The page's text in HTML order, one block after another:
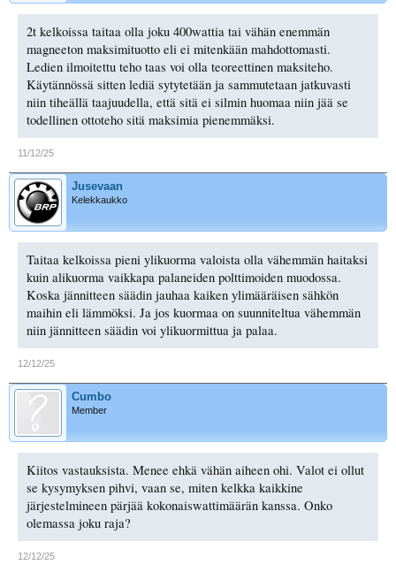
2t kelkoissa taitaa olla joku 400wattia tai vähän enemmän
magneeton maksimituotto eli ei mitenkään mahdottomasti.
Ledien ilmoitettu teho taas voi olla teoreettinen maksiteho.
Käytännössä sitten lediä sytytetään ja sammutetaan jatkuvasti
niin tiheällä taajuudella, että sitä ei silmin huomaa niin jää se
todellinen ottoteho sitä maksimia pienemmäksi.
11/12/25
Jusevaan
Kelekkaukko
Taitaa kelkoissa pieni ylikuorma valoista olla vähemmän haitaksi
kuin alikuorma vaikkapa palaneiden polttimoiden muodossa.
Koska jännitteen säädin jauhaa kaiken ylimääräisen sähkön
maihin eli lämmöksi. Ja jos kuormaa on suunniteltua vähemmän
niin jännitteen säädin voi ylikuormittua ja palaa.
12/12/25
Cumbo
Member
Kiitos vastauksista. Menee ehkä vähän aiheen ohi. Valot ei ollut
se kysymyksen pihvi, vaan se, miten kelkka kaikkine
järjestelmineen pärjää kokonaiswattimäärän kanssa. Onko
olemassa joku raja?
12/12/25